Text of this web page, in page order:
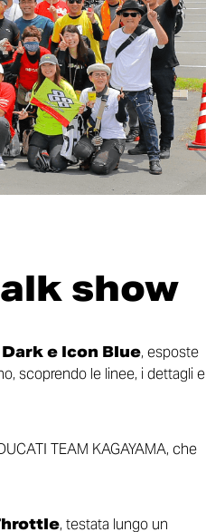
show
e Icon Blue, esposte
scoprendo le linee, i dettagli e
TEAM KAGAYAMA, che
, testata lungo un